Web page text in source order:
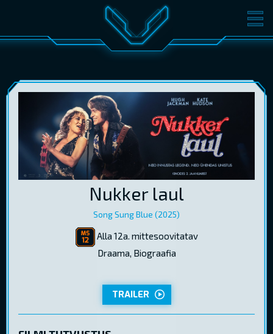
FILMID PILETID
V-KLUBI
KINKEKAARDID
Nukker laul
Song Sung Blue (2025)
Alla 12a. mittesoovitatav
Draama, Biograafia
TRAILER